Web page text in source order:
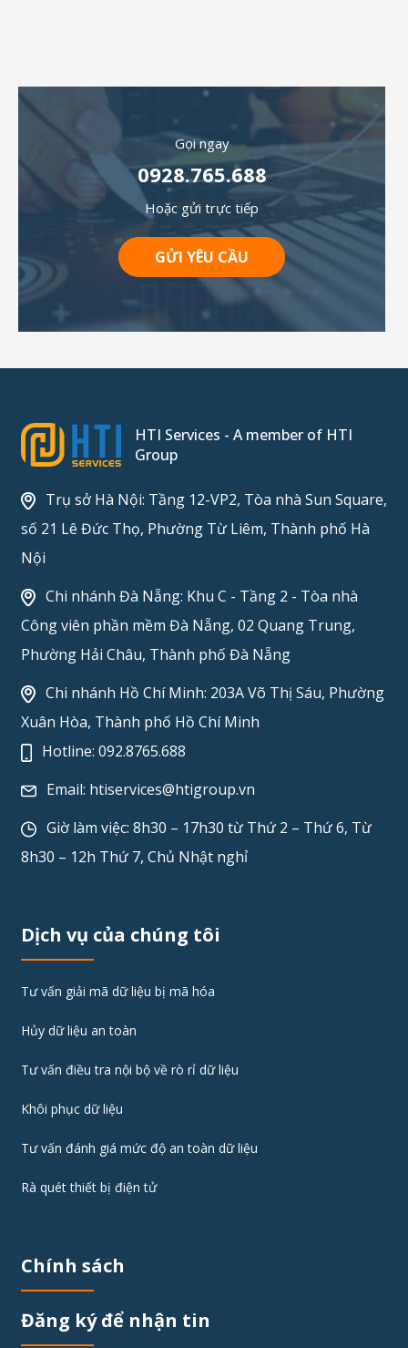
Gọi ngay
0928.765.688
Hoặc gửi trực tiếp
GỬI YÊU CẦU
HTI Services - A member of HTI
Group
Trụ sở Hà Nội: Tầng 12-VP2, Tòa nhà Sun Square,
số 21 Lê Đức Thọ, Phường Từ Liêm, Thành phố Hà
Nội
Chi nhánh Đà Nẵng: Khu C - Tầng 2 - Tòa nhà
Công viên phần mềm Đà Nẵng, 02 Quang Trung,
Phường Hải Châu, Thành phố Đà Nẵng
Chi nhánh Hồ Chí Minh: 203A Võ Thị Sáu, Phường
Xuân Hòa, Thành phố Hồ Chí Minh
Hotline:092.8765.688
Email: htiservices@htigroup.vn
Giờ làm việc: 8h30 – 17h30 từ Thứ 2 – Thứ 6, Từ
8h30 – 12h Thứ 7, Chủ Nhật nghỉ
Dịch vụ của chúng tôi
Tư vấn giải mã dữ liệu bị mã hóa
Hủy dữ liệu an toàn
Tư vấn điều tra nội bộ về rò rỉ dữ liệu
Khôi phục dữ liệu
Tư vấn đánh giá mức độ an toàn dữ liệu
Rà quét thiết bị điện tử
Chính sách
Đăng ký để nhận tin